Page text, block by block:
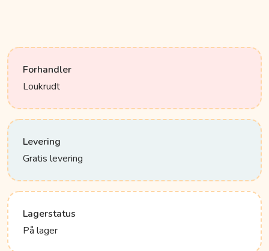
Forhandler
Loukrudt
Levering
Gratis levering
Lagerstatus
På lager